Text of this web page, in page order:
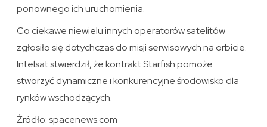
ponownego ich uruchomienia.
Co ciekawe niewielu innych operatorów satelitów
zgłosiło się dotychczas do misji serwisowych na orbicie.
Intelsat stwierdził, że kontrakt Starfish pomoże
stworzyć dynamiczne i konkurencyjne środowisko dla
rynków wschodzących.
Źródło: spacenews.com